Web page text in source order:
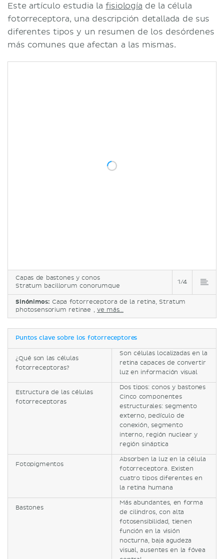
Capas de bastones y conos
Stratum bacillorum conorumque
1/4
Sinónimos: Capa fotorreceptora de la retina, Stratum
photosensorium retinae , ve más...
Este artículo estudia lafisiología de la célula
fotorreceptora, una descripción detallada de sus
diferentes tipos y un resumen de los desórdenes
más comunes que afectan a las mismas.
Puntos clave sobre los fotorreceptores
¿Qué son las células
fotorreceptoras?
Son células localizadas en la
retina capaces de convertir
luz en información visual
Estructura de las células
fotorreceptoras
Dos tipos: conos y bastones
Cinco componentes
estructurales: segmento
externo, pedículo de
conexión, segmento
interno, región nuclear y
región sináptica
Fotopigmentos
Absorben la luz en la célula
fotorreceptora. Existen
cuatro tipos diferentes en
la retina humana
Bastones
Más abundantes, en forma
de cilindros, con alta
fotosensibilidad, tienen
función en la visión
nocturna, baja agudeza
visual, ausentes en la fóvea